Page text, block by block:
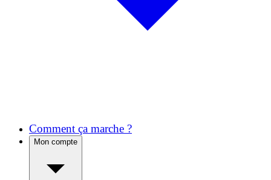
Comment ça marche ?
Mon compte